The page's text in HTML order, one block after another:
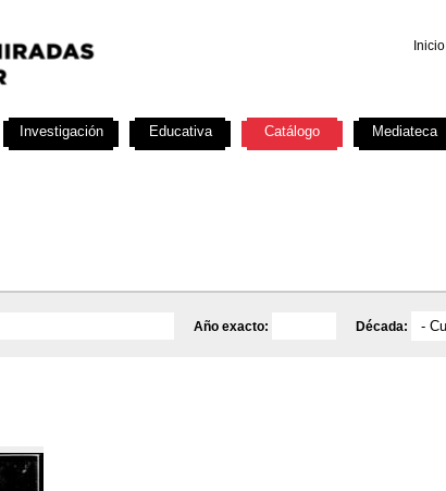
Inicio
Año exacto: Década:
Investigación Educativa Catálogo Mediateca